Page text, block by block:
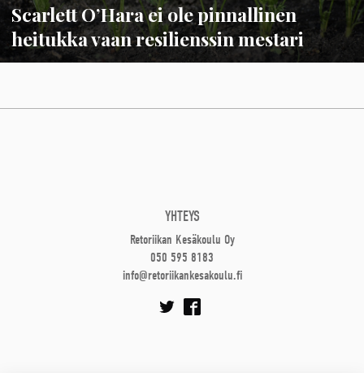
Scarlett O’Hara ei ole pinnallinen
heitukka vaan resilienssin mestari
YHTEYS
Retoriikan Kesäkoulu Oy
050 595 8183
info@retoriikankesakoulu.fi